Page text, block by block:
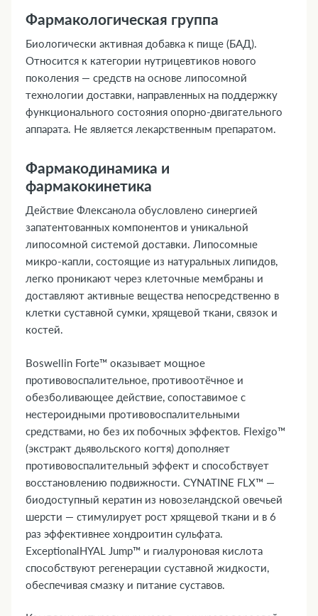
Фармакологическая группа
Биологически активная добавка к пище (БАД).
Относится к категории нутрицевтиков нового
поколения — средств на основе липосомной
технологии доставки, направленных на поддержку
функционального состояния опорно-двигательного
аппарата. Не является лекарственным препаратом.
Фармакодинамика и
фармакокинетика
Действие Флексанола обусловлено синергией
запатентованных компонентов и уникальной
липосомной системой доставки. Липосомные
микро-капли, состоящие из натуральных липидов,
легко проникают через клеточные мембраны и
доставляют активные вещества непосредственно в
клетки суставной сумки, хрящевой ткани, связок и
костей.
Boswellin Forte™ оказывает мощное
противовоспалительное, противоотёчное и
обезболивающее действие, сопоставимое с
нестероидными противовоспалительными
средствами, но без их побочных эффектов. Flexigo™
(экстракт дьявольского когтя) дополняет
противовоспалительный эффект и способствует
восстановлению подвижности. CYNATINE FLX™ —
биодоступный кератин из новозеландской овечьей
шерсти — стимулирует рост хрящевой ткани и в 6
раз эффективнее хондроитин сульфата.
ExceptionalHYAL Jump™ и гиалуроновая кислота
способствуют регенерации суставной жидкости,
обеспечивая смазку и питание суставов.